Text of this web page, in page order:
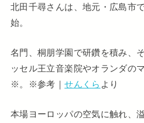
北田千尋さんは、地元・広島市
始。
名門、桐朋学園で研鑽を積み、
ッセル王立音楽院やオランダの
※。※参考｜せんくら より
本場ヨーロッパの空気に触れ、